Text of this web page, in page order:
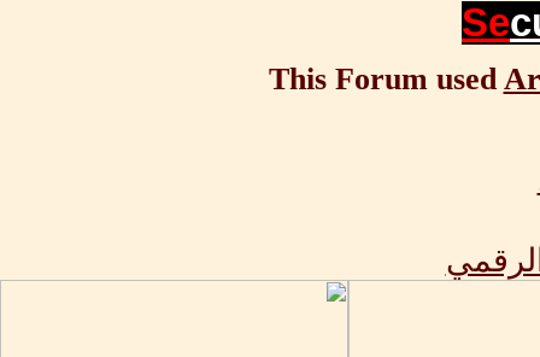
Se
This Forum used